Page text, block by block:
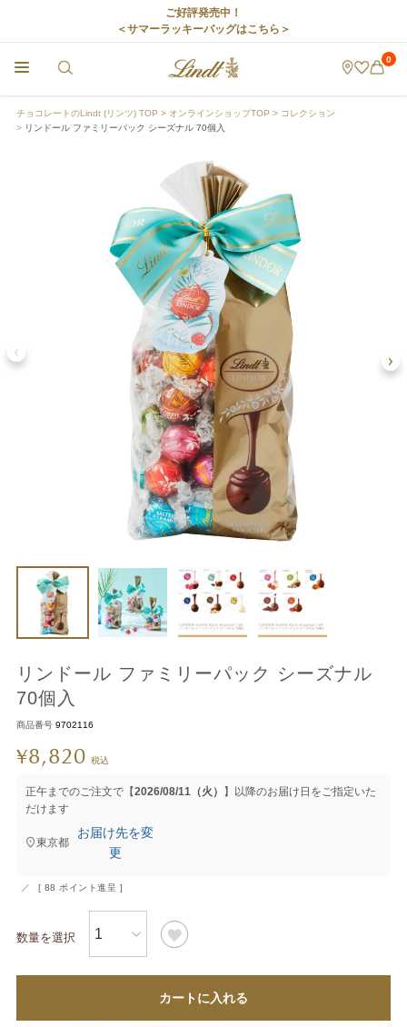
ご好評発売中！
＜サマーラッキーバッグはこちら＞
0
チョコレートのLindt (リンツ) TOP オンラインショップTOP
コレクション
リンドール ファミリーパック シーズナル 70個入
リンドール ファミリーパック シーズナル
70個入
商品番号 9702116
¥8,820 税込
正午までのご注文で【2026/08/11（火）
】以降のお届け日をご指定いた
だけます
東京都
お届け先を変
更
[ 88 ポイント進呈 ]
カートに入れる